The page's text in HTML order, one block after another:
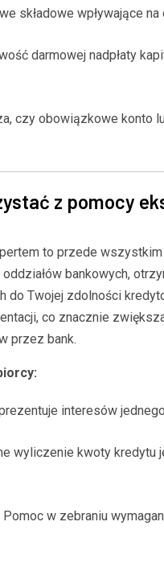
składowe wpływające
darmowej nadpłaty
czy obowiązkowe konto
z pomocy
to przede
bankowych,
do Twojej zdolności
co znacznie
przez bank.
interesów
wyliczenie kwoty kredytu
Pomoc w zebraniu